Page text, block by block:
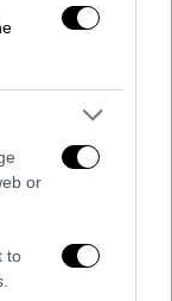
or
to
του
που
πρωτοφανή
και
Το μόνο
όμως με
είναι